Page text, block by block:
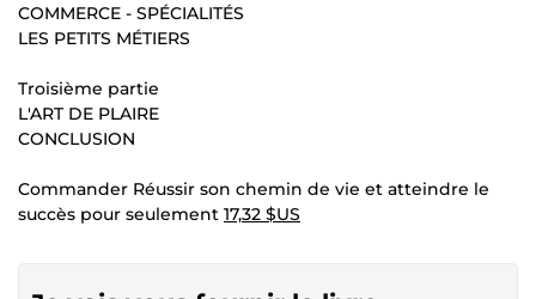
COMMERCE - SPÉCIALITÉS
LES PETITS MÉTIERS
Troisième partie
L'ART DE PLAIRE
CONCLUSION
Commander Réussir son chemin de vie et atteindre le
succès pour seulement 17,32 $US